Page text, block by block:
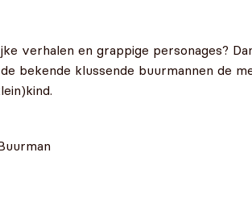
verhalen en grappige personages?
bekende klussende buurmannen de